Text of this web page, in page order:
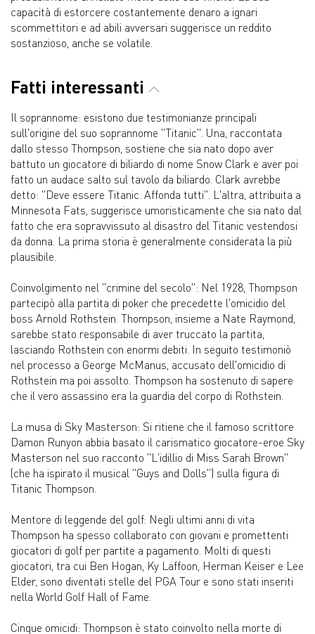
capacità di estorcere costantemente denaro a ignari
scommettitori e ad abili avversari suggerisce un reddito
sostanzioso, anche se volatile.
Fatti interessanti
Il soprannome: esistono due testimonianze principali
sull'origine del suo soprannome "Titanic". Una, raccontata
dallo stesso Thompson, sostiene che sia nato dopo aver
battuto un giocatore di biliardo di nome Snow Clark e aver poi
fatto un audace salto sul tavolo da biliardo. Clark avrebbe
detto: "Deve essere Titanic. Affonda tutti". L'altra, attribuita a
Minnesota Fats, suggerisce umoristicamente che sia nato dal
fatto che era sopravvissuto al disastro del Titanic vestendosi
da donna. La prima storia è generalmente considerata la più
plausibile.
Coinvolgimento nel "crimine del secolo": Nel 1928, Thompson
partecipò alla partita di poker che precedette l'omicidio del
boss Arnold Rothstein. Thompson, insieme a Nate Raymond,
sarebbe stato responsabile di aver truccato la partita,
lasciando Rothstein con enormi debiti. In seguito testimoniò
nel processo a George McManus, accusato dell'omicidio di
Rothstein ma poi assolto. Thompson ha sostenuto di sapere
che il vero assassino era la guardia del corpo di Rothstein.
La musa di Sky Masterson: Si ritiene che il famoso scrittore
Damon Runyon abbia basato il carismatico giocatore-eroe Sky
Masterson nel suo racconto "L'idillio di Miss Sarah Brown"
(che ha ispirato il musical "Guys and Dolls") sulla figura di
Titanic Thompson.
Mentore di leggende del golf: Negli ultimi anni di vita
Thompson ha spesso collaborato con giovani e promettenti
giocatori di golf per partite a pagamento. Molti di questi
giocatori, tra cui Ben Hogan, Ky Laffoon, Herman Keiser e Lee
Elder, sono diventati stelle del PGA Tour e sono stati inseriti
nella World Golf Hall of Fame.
Cinque omicidi: Thompson è stato coinvolto nella morte di